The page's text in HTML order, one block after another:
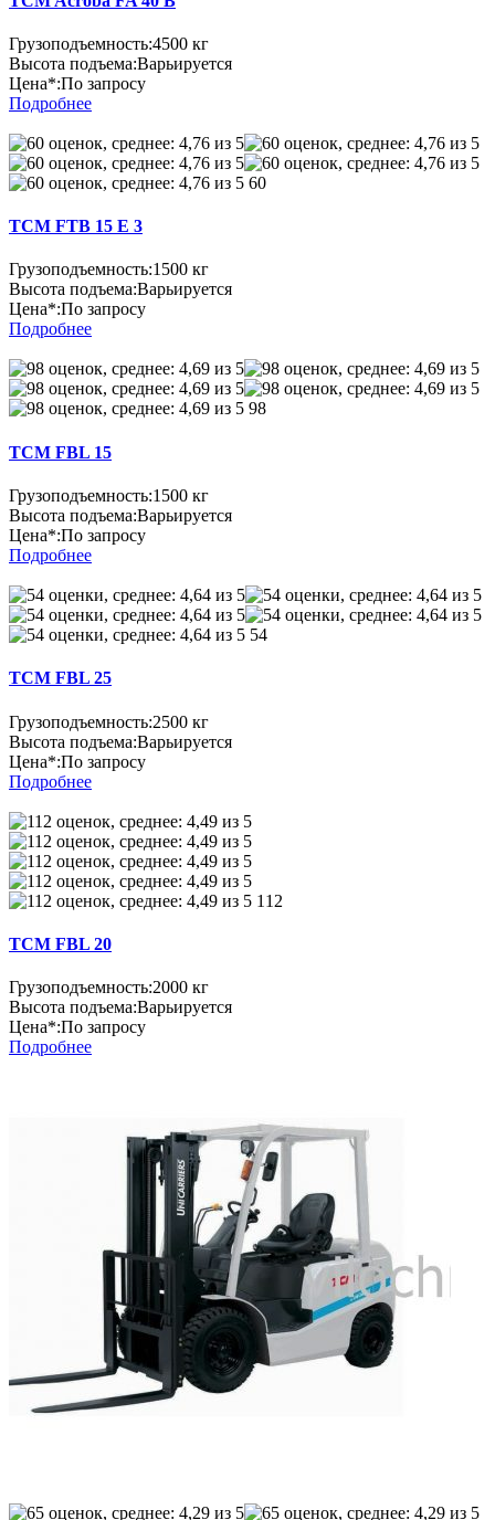
Грузоподъемность:4500 кг
Высота подъема:Варьируется
Цена*:По запросу
Подробнее
60
TCM FTB 15 E 3
Грузоподъемность:1500 кг
Высота подъема:Варьируется
Цена*:По запросу
Подробнее
98
TCM FBL 15
Грузоподъемность:1500 кг
Высота подъема:Варьируется
Цена*:По запросу
Подробнее
54
TCM FBL 25
Грузоподъемность:2500 кг
Высота подъема:Варьируется
Цена*:По запросу
Подробнее
112
TCM FBL 20
Грузоподъемность:2000 кг
Высота подъема:Варьируется
Цена*:По запросу
Подробнее